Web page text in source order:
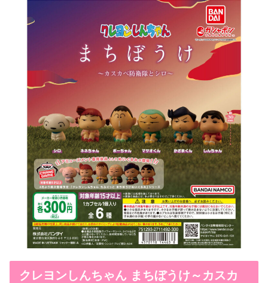
クレヨンしんちゃん まちぼうけ～カスカ